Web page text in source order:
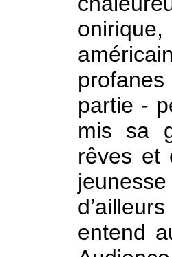
partie -
mis sa
rêves et
entend